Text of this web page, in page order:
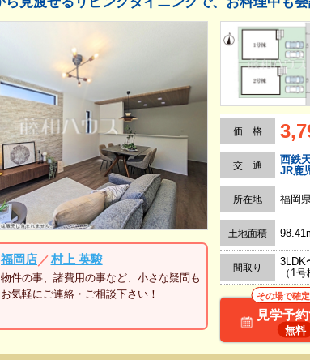
福岡店／村上 英駿
物件の事、諸費用の事など、小さな疑問も
お気軽にご連絡・ご相談下さい！
価 格
交 通
西鉄
JR鹿
所在地 福岡
土地面積
間取り
3LDK
（1
その場で確定
見学予
無料